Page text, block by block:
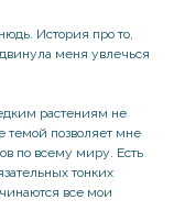
История про то,
меня увлечься
растениям не
темой позволяет мне
по всему миру. Есть
тонких
все мои